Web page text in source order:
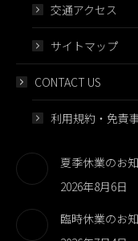
交通アクセス
サイトマップ
CONTACT US
利用規約・免責
夏季休業のお
2026年8月6日
臨時休業のお